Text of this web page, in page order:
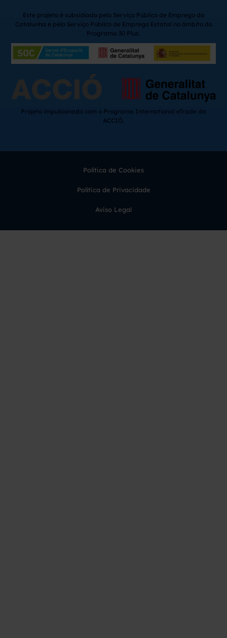
Este projeto é subsidiado pelo Serviço Público de Emprego da
Catalunha e pelo Serviço Público de Emprego Estatal no âmbito do
Programa 30 Plus.
Projeto impulsionado com o Programa International eTrade da
ACCIÓ.
Política de Cookies
Política de Privacidade
Aviso Legal